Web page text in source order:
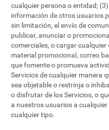
cualquier persona o entidad;
información de otros usuarios
sin limitación, el envío de
publicar, anunciar o
comerciales, o cargar
material promocional, correo
que fomente o promueva
Servicios de cualquier manera
sea objetable o restrinja o
o disfrutar de los Servicios, o
a nuestros usuarios a
cualquier tipo.